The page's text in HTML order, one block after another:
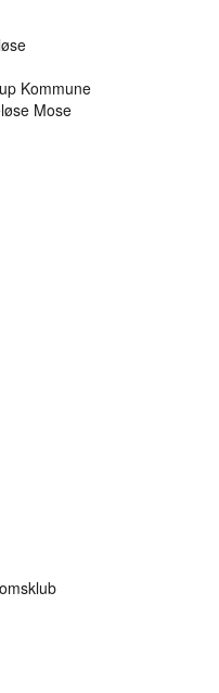
Kommune
Mose